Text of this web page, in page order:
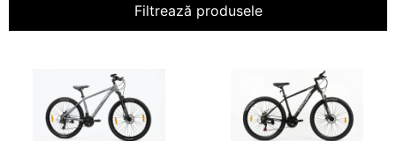
Filtrează produsele